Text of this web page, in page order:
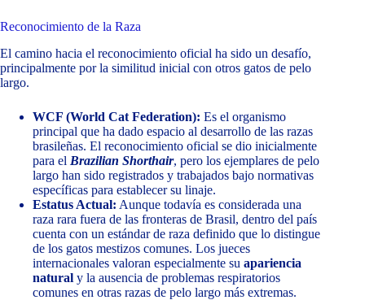
Reconocimiento de la Raza
El camino hacia el reconocimiento oficial ha sido un desafío,
principalmente por la similitud inicial con otros gatos de pelo
largo.
WCF (World Cat Federation): Es el organismo
principal que ha dado espacio al desarrollo de las razas
brasileñas. El reconocimiento oficial se dio inicialmente
para el Brazilian Shorthair, pero los ejemplares de pelo
largo han sido registrados y trabajados bajo normativas
específicas para establecer su linaje.
Estatus Actual: Aunque todavía es considerada una
raza rara fuera de las fronteras de Brasil, dentro del país
cuenta con un estándar de raza definido que lo distingue
de los gatos mestizos comunes. Los jueces
internacionales valoran especialmente su apariencia
natural y la ausencia de problemas respiratorios
comunes en otras razas de pelo largo más extremas.